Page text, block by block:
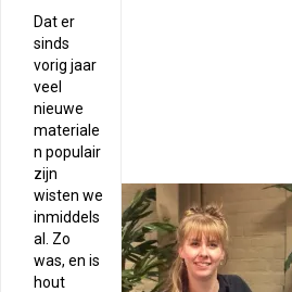
Dat er
sinds
vorig jaar
veel
nieuwe
materiale
n populair
zijn
wisten we
inmiddels
al. Zo
was, en is
hout